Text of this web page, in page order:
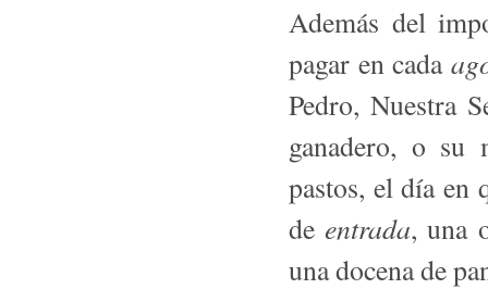
Además del
pagar en cada
Pedro, Nuestra
ganadero, o su
pastos, el día en
deentrada, una
una docena de